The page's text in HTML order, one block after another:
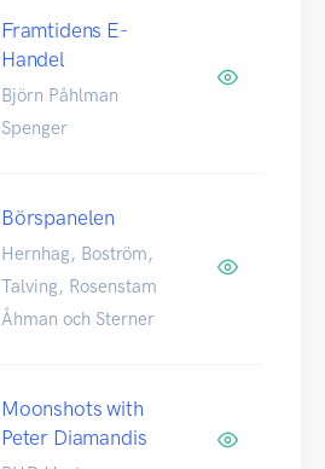
Framtidens E-
Handel
Björn Påhlman
Spenger
Börspanelen
Hernhag, Boström,
Talving, Rosenstam
Åhman och Sterner
Moonshots with
Peter Diamandis